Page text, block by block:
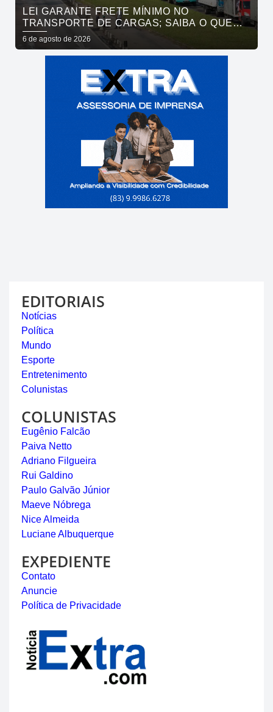
LEI GARANTE FRETE MÍNIMO NO
TRANSPORTE DE CARGAS; SAIBA O QUE
MUDA
6 de agosto de 2026
EDITORIAIS
Notícias
Política
Mundo
Esporte
Entretenimento
Colunistas
COLUNISTAS
Eugênio Falcão
Paiva Netto
Adriano Filgueira
Rui Galdino
Paulo Galvão Júnior
Maeve Nóbrega
Nice Almeida
Luciane Albuquerque
EXPEDIENTE
Contato
Anuncie
Política de Privacidade